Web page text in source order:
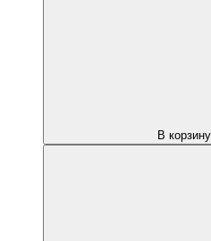
В корзину